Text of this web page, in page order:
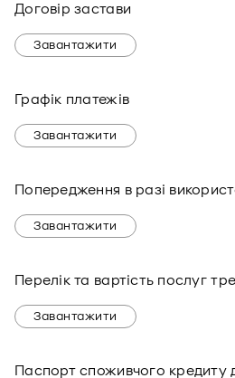
Договір застави
Завантажити
Графік платежів
Завантажити
Попередження в разі
Завантажити
Перелік та вартість послуг
Завантажити
Паспорт споживчого кредиту